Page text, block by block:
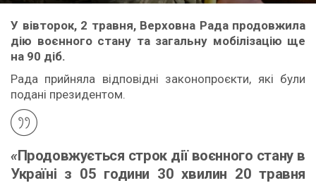
У вівторок, 2 травня, Верховна Рада продовжила
дію воєнного стану та загальну мобілізацію ще
на 90 діб.
Рада прийняла відповідні законопроєкти, які були
подані президентом.
«Продовжується строк дії воєнного стану в
Україні з 05 години 30 хвилин 20 травня